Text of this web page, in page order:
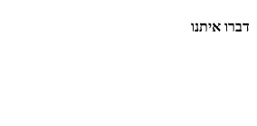
דברו איתנו